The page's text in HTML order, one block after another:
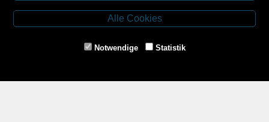
3943 Schrems
Tel.: 02853/77239
E-Mail: schrems@spazierer.at
Alle Cookies
Notwendige Statistik